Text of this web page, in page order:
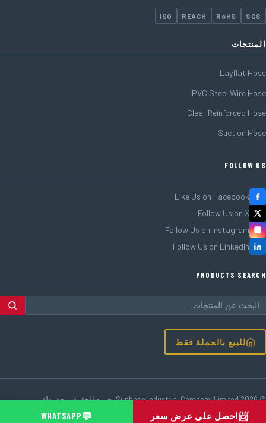
📨احصل على عرض سعر 💬
WHATSAPP
SGS
RoHS
REACH
ISO
المنتجات
Layflat Hose
PVC Steel Wire Hose
Clear Reinforced Hose
Suction Hose
FOLLOW US
Like Us on Facebook
Follow Us on X
Follow Us on Instagram
Follow Us on LinkedIn
PRODUCTS SEARCH
للبيع بالجملة فقط
© 2026 Sunhose Industrial Company Limited. جميع الحقوق محفوظة.
الحد الأدنى للطلب 1,000 م · OEM متاح · مباشرة من المصنع